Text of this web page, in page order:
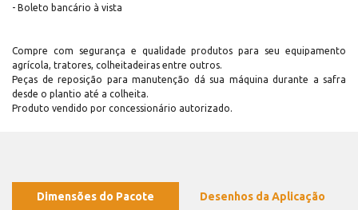
- Boleto bancário à vista
Compre com segurança e qualidade produtos para seu equipamento
agrícola, tratores, colheitadeiras entre outros.
Peças de reposição para manutenção dá sua máquina durante a safra
desde o plantio até a colheita.
Produto vendido por concessionário autorizado.
Dimensões do Pacote Desenhos da Aplicação